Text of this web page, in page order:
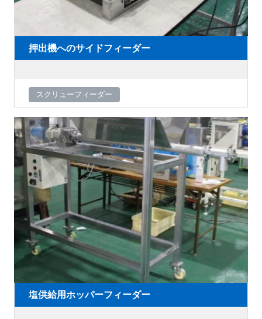
押出機へのサイドフィーダー
スクリューフィーダー
塩供給用ホッパーフィーダー